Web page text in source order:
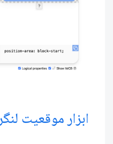
ابزار موقعیت لنگر